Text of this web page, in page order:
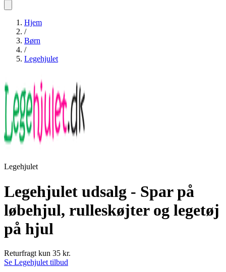
Hjem
/
Børn
/
Legehjulet
Legehjulet
Legehjulet udsalg - Spar på
løbehjul, rulleskøjter og legetøj
på hjul
Returfragt kun 35 kr.
Se Legehjulet tilbud